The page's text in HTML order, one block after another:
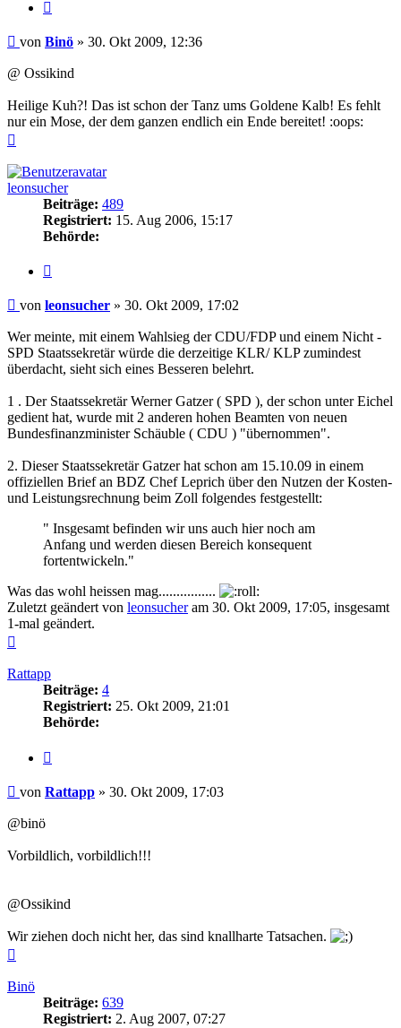
Beitrag
von Binö » 30. Okt 2009, 12:36
@ Ossikind
Heilige Kuh?! Das ist schon der Tanz ums Goldene Kalb! Es fehlt
nur ein Mose, der dem ganzen endlich ein Ende bereitet! :oops:
leonsucher
Beiträge: 489
Registriert: 15. Aug 2006, 15:17
Behörde:
Beitrag
von leonsucher » 30. Okt 2009, 17:02
Wer meinte, mit einem Wahlsieg der CDU/FDP und einem Nicht -
SPD Staatssekretär würde die derzeitige KLR/ KLP zumindest
überdacht, sieht sich eines Besseren belehrt.
1 . Der Staatssekretär Werner Gatzer ( SPD ), der schon unter Eichel
gedient hat, wurde mit 2 anderen hohen Beamten von neuen
Bundesfinanzminister Schäuble ( CDU ) "übernommen".
2. Dieser Staatssekretär Gatzer hat schon am 15.10.09 in einem
offiziellen Brief an BDZ Chef Leprich über den Nutzen der Kosten-
und Leistungsrechnung beim Zoll folgendes festgestellt:
" Insgesamt befinden wir uns auch hier noch am
Anfang und werden diesen Bereich konsequent
fortentwickeln."
Was das wohl heissen mag................
Zuletzt geändert von leonsucheram 30. Okt 2009, 17:05, insgesamt
1-mal geändert.
Rattapp
Beiträge: 4
Registriert: 25. Okt 2009, 21:01
Behörde:
Beitrag
von Rattapp » 30. Okt 2009, 17:03
@binö
Vorbildlich, vorbildlich!!!
@Ossikind
Wir ziehen doch nicht her, das sind knallharte Tatsachen.
Binö
Beiträge: 639
Registriert: 2. Aug 2007, 07:27